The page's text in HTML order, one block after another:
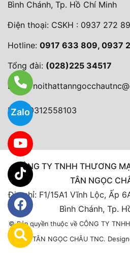
Zalo
Bình Chánh, Tp. Hồ Chí Minh
Điện thoại: CSKH : 0937 272
Hotline: 0917 633 809, 0937
Tổng đài: (028)225 34517
Email:
MST: 0312558103
CÔNG TY TNHH THƯƠNG
TÂN NGỌC
Địa chỉ: F1/15A1 Vĩnh Lộc, Ấp
Bình Chánh, Tp.
© Bản quyền thuộc về CÔNG TY
XUẤT TÂN NGỌC CHÂU TNC.